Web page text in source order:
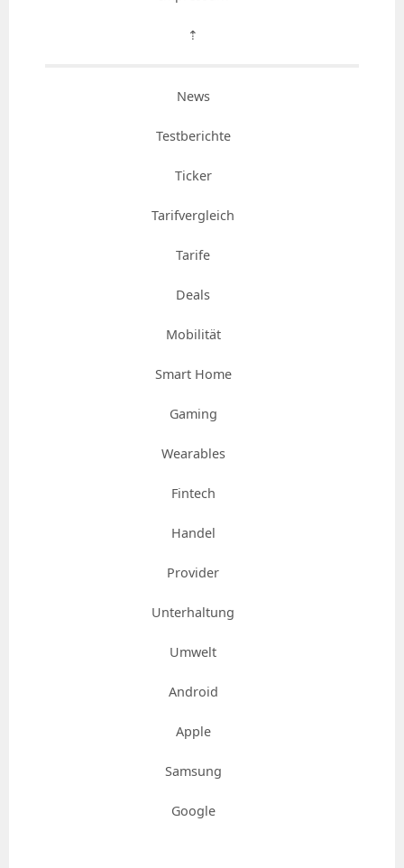
⇡
News
Testberichte
Ticker
Tarifvergleich
Tarife
Deals
Mobilität
Smart Home
Gaming
Wearables
Fintech
Handel
Provider
Unterhaltung
Umwelt
Android
Apple
Samsung
Google